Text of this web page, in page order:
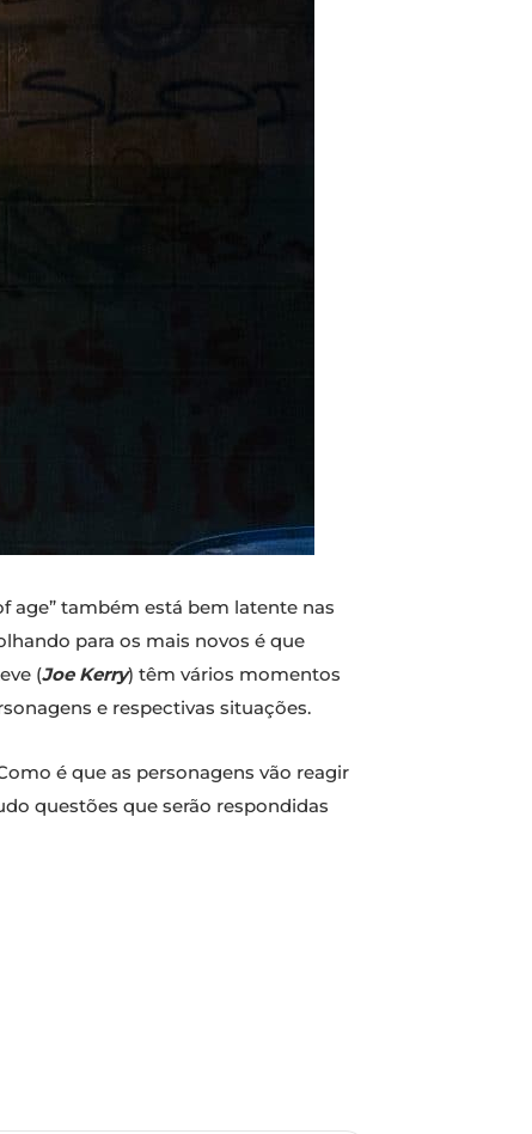
age” também está bem latente nas
para os mais novos é que
(Joe Kerry) têm vários momentos
e respectivas situações.
é que as personagens vão reagir
questões que serão respondidas